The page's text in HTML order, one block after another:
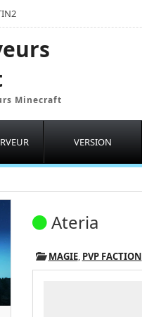
Minecraft
VERSION
Ateria
MAGIE, PVP FACTION